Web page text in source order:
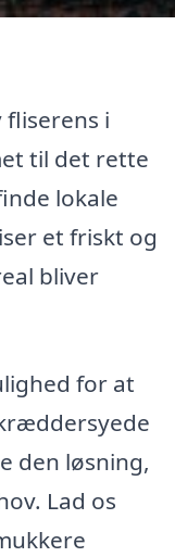
i
til det rette
lokale
et friskt og
bliver
for at
den løsning,
Lad os